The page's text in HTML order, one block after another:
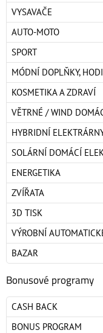
VYSAVAČE
AUTO-MOTO
SPORT
MÓDNÍ DOPLŇKY,
KOSMETIKA A ZDRAVÍ
VĚTRNÉ / WIND
HYBRIDNÍ
SOLÁRNÍ DOMÁCÍ
ENERGETIKA
ZVÍŘATA
3D TISK
VÝROBNÍ
BAZAR
Bonusové programy
CASH BACK
BONUS PROGRAM